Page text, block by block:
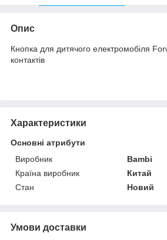
Опис
Кнопка для дитячого електромобіля
контактів
Характеристики
Основні атрибути
Виробник
Bambi
Країна виробник
Китай
Стан
Новий
Умови доставки